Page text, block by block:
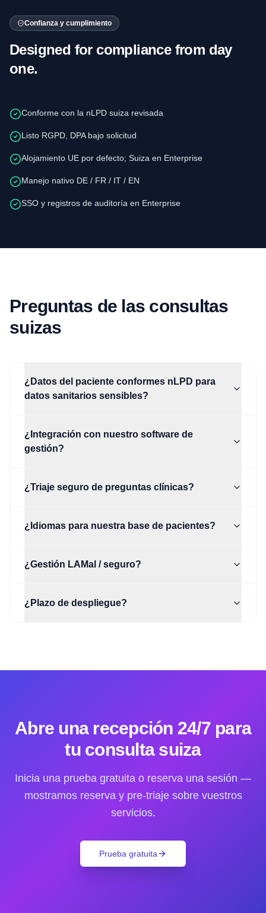
Confianza y cumplimiento
Designed for compliance from day
one.
Conforme con la nLPD suiza revisada
Listo RGPD, DPA bajo solicitud
Alojamiento UE por defecto; Suiza en Enterprise
Manejo nativo DE / FR / IT / EN
SSO y registros de auditoría en Enterprise
Preguntas de las consultas
suizas
¿Datos del paciente conformes nLPD para
datos sanitarios sensibles?
¿Integración con nuestro software de
gestión?
¿Triaje seguro de preguntas clínicas?
¿Idiomas para nuestra base de pacientes?
¿Gestión LAMal / seguro?
¿Plazo de despliegue?
Abre una recepción 24/7 para
tu consulta suiza
Inicia una prueba gratuita o reserva una sesión —
mostramos reserva y pre-triaje sobre vuestros
servicios.
Prueba gratuita